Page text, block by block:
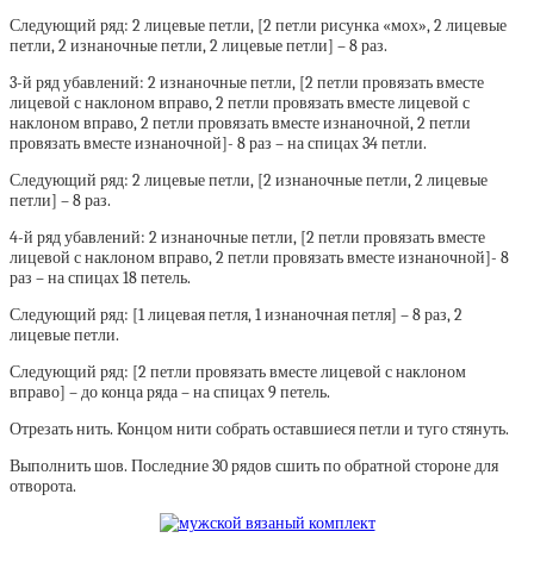
Следующий ряд: 2 лицевые петли, [2 петли рисунка «мох», 2 лицевые
петли, 2 изнаночные петли, 2 лицевые петли] – 8 раз.
3-й ряд убавлений: 2 изнаночные петли, [2 петли провязать вместе
лицевой с наклоном вправо, 2 петли провязать вместе лицевой с
наклоном вправо, 2 петли провязать вместе изнаночной, 2 петли
провязать вместе изнаночной]- 8 раз – на спицах 34 петли.
Следующий ряд: 2 лицевые петли, [2 изнаночные петли, 2 лицевые
петли] – 8 раз.
4-й ряд убавлений: 2 изнаночные петли, [2 петли провязать вместе
лицевой с наклоном вправо, 2 петли провязать вместе изнаночной]- 8
раз – на спицах 18 петель.
Следующий ряд: [1 лицевая петля, 1 изнаночная петля] – 8 раз, 2
лицевые петли.
Следующий ряд: [2 петли провязать вместе лицевой с наклоном
вправо] – до конца ряда – на спицах 9 петель.
Отрезать нить. Концом нити собрать оставшиеся петли и туго стянуть.
Выполнить шов. Последние 30 рядов сшить по обратной стороне для
отворота.